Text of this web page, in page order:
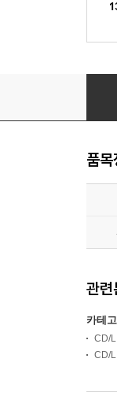
박
품목
관련
카테
CD/
CD/